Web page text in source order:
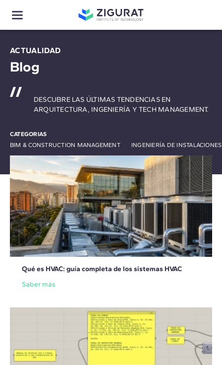
ACTUALIDAD
Blog
CATEGORIAS
BIM & CONSTRUCTION MANAGEMENT
INGENIERÍA DE
DESCUBRE LAS ÚLTIMAS TENDENCIAS EN
ARQUITECTURA, INGENIERÍA Y TECH MANAGEMENT.
Qué es HVAC: guía completa de los sistemas HVAC
Saber más